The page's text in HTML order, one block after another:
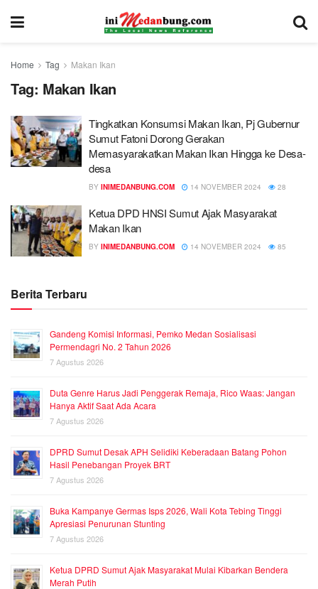
Home Tag Makan Ikan
Tag: Makan Ikan
Tingkatkan Konsumsi Makan Ikan, Pj Gubernur
Sumut Fatoni Dorong Gerakan
Memasyarakatkan Makan Ikan Hingga ke Desa-
desa
BY INIMEDANBUNG.COM 14 NOVEMBER 2024 28
Ketua DPD HNSI Sumut Ajak Masyarakat
Makan Ikan
BY INIMEDANBUNG.COM 14 NOVEMBER 2024 85
Berita Terbaru
Gandeng Komisi Informasi, Pemko Medan Sosialisasi
Permendagri No. 2 Tahun 2026
7 Agustus 2026
Duta Genre Harus Jadi Penggerak Remaja, Rico Waas: Jangan
Hanya Aktif Saat Ada Acara
7 Agustus 2026
DPRD Sumut Desak APH Selidiki Keberadaan Batang Pohon
Hasil Penebangan Proyek BRT
7 Agustus 2026
Buka Kampanye Germas Isps 2026, Wali Kota Tebing Tinggi
Apresiasi Penurunan Stunting
7 Agustus 2026
Ketua DPRD Sumut Ajak Masyarakat Mulai Kibarkan Bendera
Merah Putih